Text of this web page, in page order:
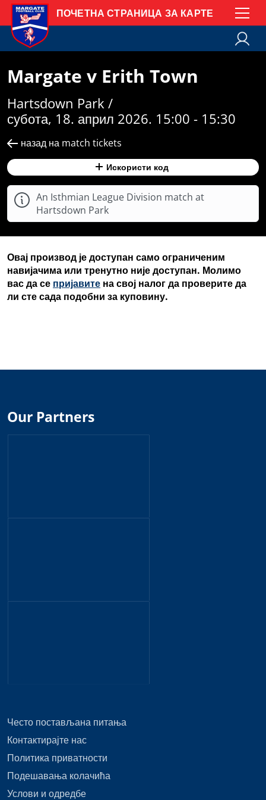
ПОЧЕТНА СТРАНИЦА ЗА КАРТЕ
Margate v Erith Town
Hartsdown Park /
субота, 18. април 2026. 15:00 - 15:30
назад на match tickets
Искористи код
An Isthmian League Division match at
Hartsdown Park
Овај производ је доступан само ограниченим
навијачима или тренутно није доступан. Молимо
вас да се пријавите на свој налог да проверите да
ли сте сада подобни за куповину.
Често постављана питања
Контактирајте нас
Политика приватности
Подешавања колачића
Услови и одредбе
Our Partners